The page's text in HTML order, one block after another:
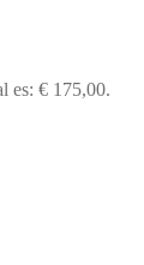
es: € 175,00.